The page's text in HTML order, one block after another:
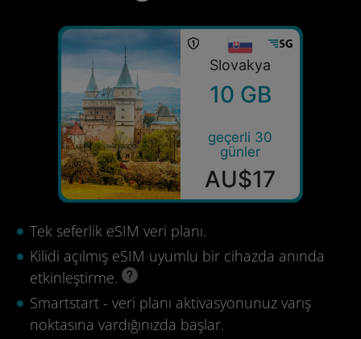
Slovakya
10 GB
geçerli 30
günler
AU$17
Tek seferlik eSIM veri planı.
Kilidi açılmış eSIM uyumlu bir cihazda anında
etkinleştirme.
Smartstart - veri planı aktivasyonunuz varış
noktasına vardığınızda başlar.